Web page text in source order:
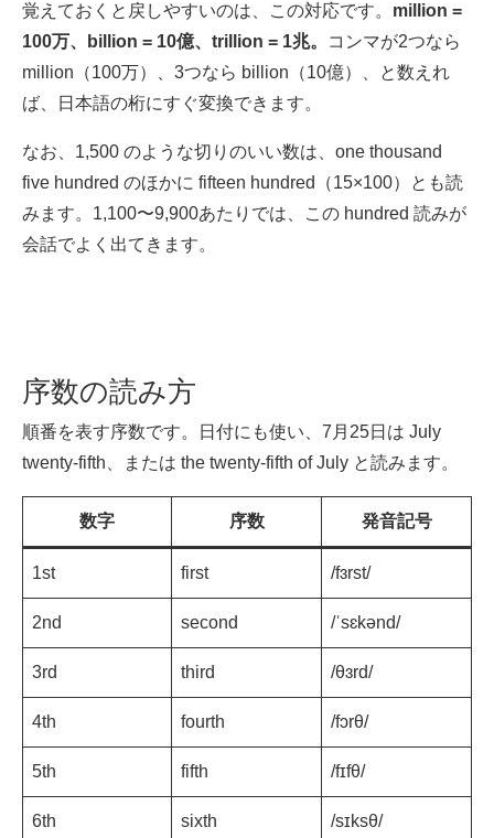
覚えておくと戻しやすいのは、この対応です。 million =
100万、billion = 10億、trillion = 1兆。
コンマが2つなら
million（100万）、3つなら billion（10億）、と数えれ
ば、日本語の桁にすぐ変換できます。
なお、1,500 のような切りのいい数は、one thousand
five hundred のほかに fifteen hundred（15×100）とも読
みます。1,100〜9,900あたりでは、この hundred 読みが
会話でよく出てきます。
序数の読み方
順番を表す序数です。日付にも使い、7月25日は July
twenty-fifth、または the twenty-fifth of July と読みます。
数字 序数 発音記号
1st first /fɜrst/
2nd second /ˈsɛkənd/
3rd third /θɜrd/
4th fourth /fɔrθ/
5th fifth /fɪfθ/
6th sixth /sɪksθ/